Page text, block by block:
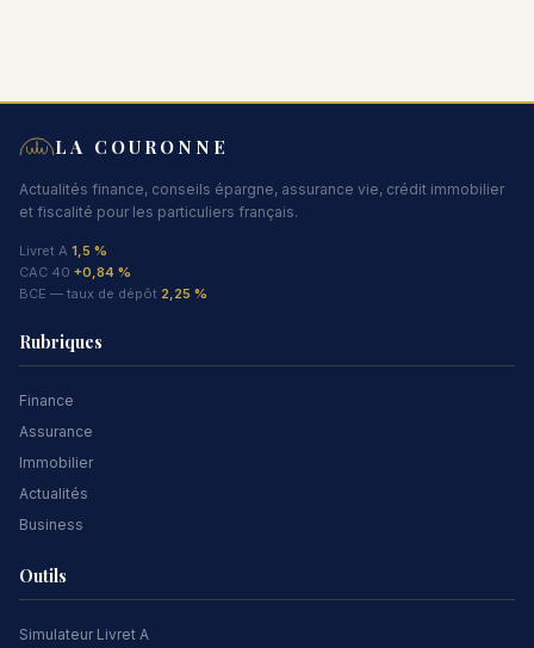
LA COURONNE
Actualités finance, conseils épargne, assurance vie, crédit immobilier
et fiscalité pour les particuliers français.
Livret A 1,5 %
CAC 40 +0,84 %
BCE — taux de dépôt 2,25 %
Rubriques
Finance
Assurance
Immobilier
Actualités
Business
Outils
Simulateur Livret A